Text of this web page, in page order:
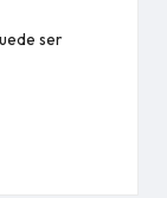
ser